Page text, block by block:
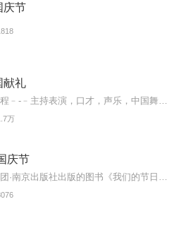
庆节
献礼
万
庆节